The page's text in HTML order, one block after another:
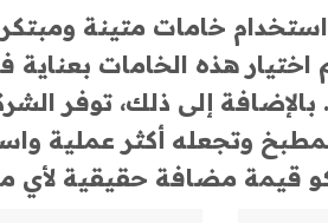
خامات متينة
هذه الخامات بعناية
بالإضافة إلى ذلك، توفر
وتجعله أكثر عملية
قيمة مضافة حقيقية لأي